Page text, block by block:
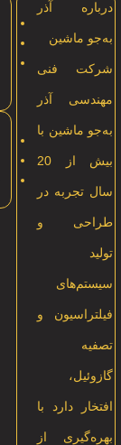
درباره آذر
به‌جو ماشین
شرکت فنی
مهندسی آذر
به‌جو ماشین با
بیش از 20
سال تجربه در
طراحی و
تولید
سیستم‌های
فیلتراسیون و
تصفیه
گازوئیل،
افتخار دارد با
بهره‌گیری از